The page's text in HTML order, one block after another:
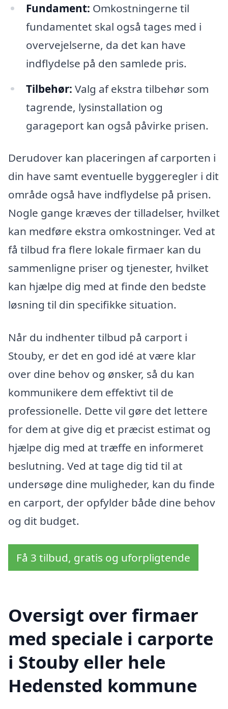
Fundament: Omkostningerne til
fundamentet skal også tages med i
overvejelserne, da det kan have
indflydelse på den samlede pris.
Tilbehør: Valg af ekstra tilbehør som
tagrende, lysinstallation og
garageport kan også påvirke prisen.
Derudover kan placeringen af carporten i
din have samt eventuelle byggeregler i dit
område også have indflydelse på prisen.
Nogle gange kræves der tilladelser, hvilket
kan medføre ekstra omkostninger. Ved at
få tilbud fra flere lokale firmaer kan du
sammenligne priser og tjenester, hvilket
kan hjælpe dig med at finde den bedste
løsning til din specifikke situation.
Når du indhenter tilbud på carport i
Stouby, er det en god idé at være klar
over dine behov og ønsker, så du kan
kommunikere dem effektivt til de
professionelle. Dette vil gøre det lettere
for dem at give dig et præcist estimat og
hjælpe dig med at træffe en informeret
beslutning. Ved at tage dig tid til at
undersøge dine muligheder, kan du finde
en carport, der opfylder både dine behov
og dit budget.
Få 3 tilbud, gratis og uforpligtende
Oversigt over firmaer
med speciale i carporte
i Stouby eller hele
Hedensted kommune